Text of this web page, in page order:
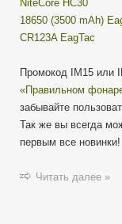
NiteCore HC30
18650 (3500 mAh)
CR123A EagTac
Промокод IM15 или
«Правильном
забывайте
Так же вы всегда
первым все новинки!
Читать далее »